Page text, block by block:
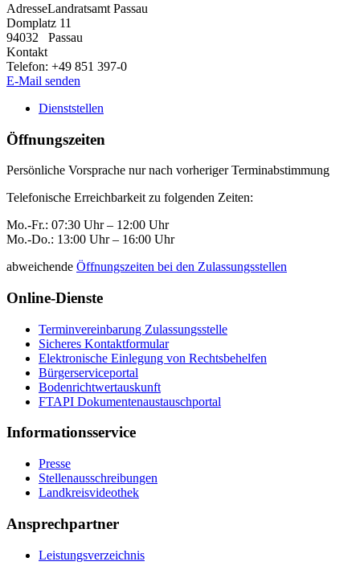
AdresseLandratsamt Passau
Domplatz 11
94032
Passau
Kontakt
Telefon: +49 851 397-0
E-Mail senden
Dienststellen
Öffnungszeiten
Persönliche Vorsprache nur nach vorheriger Terminabstimmung
Telefonische Erreichbarkeit zu folgenden Zeiten:
Mo.-Fr.: 07:30 Uhr – 12:00 Uhr
Mo.-Do.: 13:00 Uhr – 16:00 Uhr
abweichende Öffnungszeiten bei den Zulassungsstellen
Online-Dienste
Terminvereinbarung Zulassungsstelle
Sicheres Kontaktformular
Elektronische Einlegung von Rechtsbehelfen
Bürgerserviceportal
Bodenrichtwertauskunft
FTAPI Dokumentenaustauschportal
Informationsservice
Presse
Stellenausschreibungen
Landkreisvideothek
Ansprechpartner
Leistungsverzeichnis